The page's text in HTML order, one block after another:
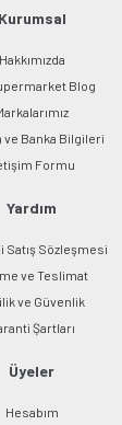
olmalı.
Gönder
Kurumsal
Hakkımızda
Blog
ve Banka Bilgileri
Formu
Yardım
Satış Sözleşmesi
ve Teslimat
ve Güvenlik
Şartları
Üyeler
Hesabım